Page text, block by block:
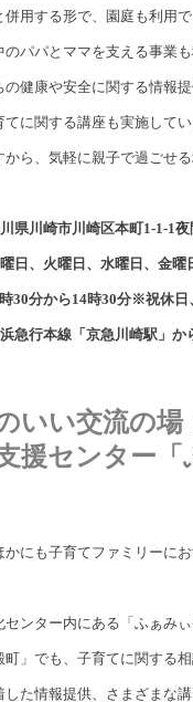
用する形で、園庭も利用で
のパパとママを支える事業
の健康や安全に関する情報
に関する講座も実施してい
から、気軽に親子で過ごせ
県川崎市川崎区本町1-1-1
日、火曜日、水曜日、金曜
30分から14時30分※祝休日
急行本線「京急川崎駅」か
いい交流の場
援センター「
かにも子育てファミリーに
ンター内にある「ふぁみぃ
町」でも、子育てに関する
した情報提供、さまざまな